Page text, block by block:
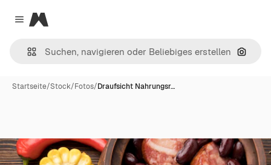
Close menu
Magnific
Nach
Startseite/Stock/Fotos/Draufsicht Nahrungsr…